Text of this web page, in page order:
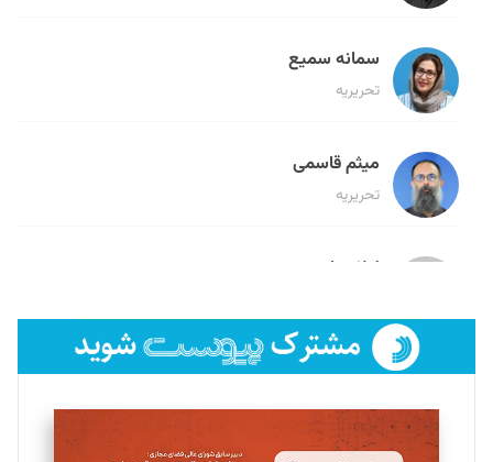
سمانه سمیع
تحریریه
میثم قاسمی
تحریریه
لیلا حنارود
فائزه فتحی رستمی
تحریریه